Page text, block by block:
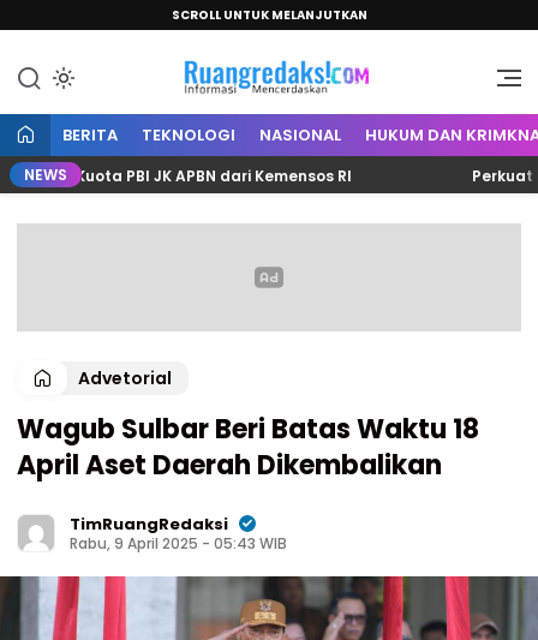
SCROLL UNTUK MELANJUTKAN
Ruang Redaksi
Informasi Mencerdaskan
BERITA TEKNOLOGI NASIONAL HUKUM DAN
NEWS
Kuota PBI JK APBN dari Kemensos RI Perkuat
Advetorial
Wagub Sulbar Beri Batas Waktu 18
April Aset Daerah Dikembalikan
TimRuangRedaksi
Rabu, 9 April 2025 - 05:43 WIB